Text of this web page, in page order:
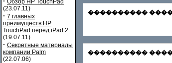
Обзор HP TouchPad
(23.07.11)
· 7 главных
преимуществ HP
TouchPad перед iPad 2
(19.07.11)
· Секретные материалы
компании Palm
(22.07.06)
����������
����������